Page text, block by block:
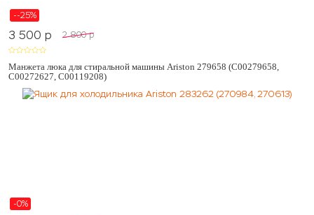
--25%
3 500 p 2 800 p
Манжета люка для стиральной машины Ariston 279658 (C00279658,
C00272627, C00119208)
-0%